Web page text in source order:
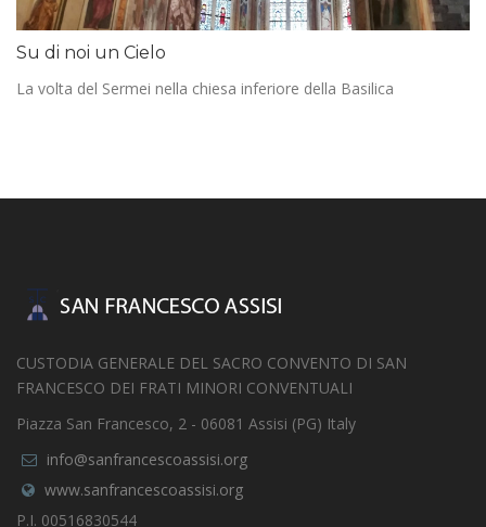
Su di noi un Cielo
La volta del Sermei nella chiesa inferiore della Basilica
CUSTODIA GENERALE DEL SACRO CONVENTO DI SAN
FRANCESCO DEI FRATI MINORI CONVENTUALI
Piazza San Francesco, 2 - 06081 Assisi (PG) Italy
info@sanfrancescoassisi.org
www.sanfrancescoassisi.org
P.I. 00516830544